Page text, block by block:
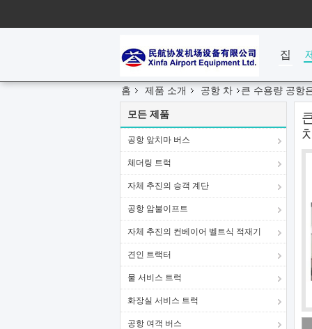
집
홈 제품 소개 공항 차 큰 수용량 공항
모든 제품
공항 앞치마 버스
체더링 트럭
자체 추진의 승객 계단
공항 암불이프트
자체 추진의 컨베이어 벨트식 적재기
견인 트랙터
물 서비스 트럭
화장실 서비스 트럭
공항 여객 버스